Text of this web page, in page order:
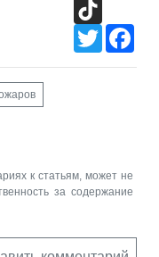
Twitter
к статьям, может не
за содержание